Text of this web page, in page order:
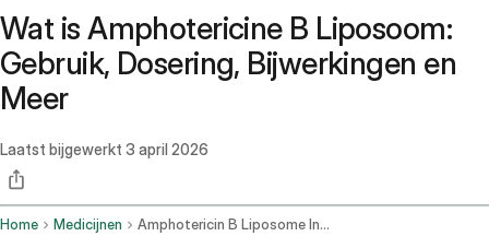
Wat is Amphotericine B Liposoom:
Gebruik, Dosering, Bijwerkingen en
Meer
Laatst bijgewerkt 3 april 2026
Home Medicijnen Amphotericin B Liposome Intravenous Route